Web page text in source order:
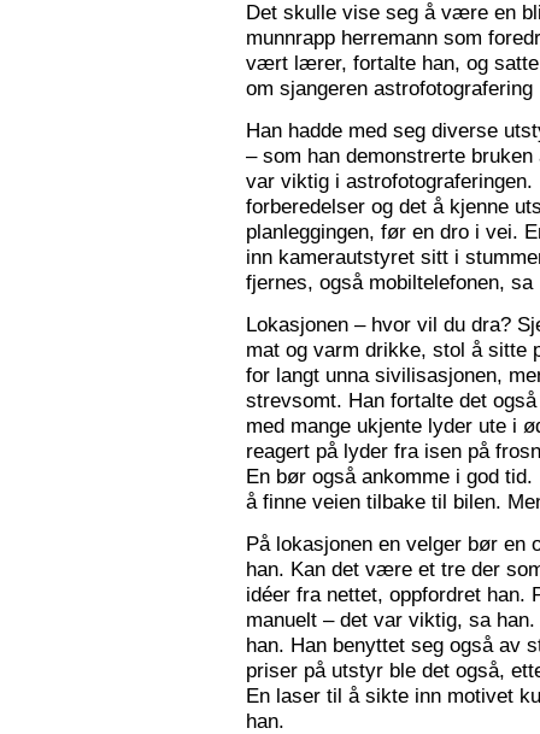
Det skulle vise seg å være en
munnrapp herremann som
vært lærer, fortalte han, og
om sjangeren astrofotografering
Han hadde med seg diverse
– som han demonstrerte
var viktig i
forberedelser og det å kjenne
planleggingen, før en dro i vei.
inn kamerautstyret sitt i
fjernes, også mobiltelefonen, sa
Lokasjonen – hvor vil du dra?
mat og varm drikke, stol å
for langt unna sivilisasjonen,
strevsomt. Han fortalte det
med mange ukjente lyder ute i
reagert på lyder fra isen på
En bør også ankomme i god
å finne veien tilbake til bilen.
På lokasjonen en velger bør en
han. Kan det være et tre der
idéer fra nettet, oppfordret han.
manuelt – det var viktig, sa
han. Han benyttet seg også av
priser på utstyr ble det også,
En laser til å sikte inn motivet
han.